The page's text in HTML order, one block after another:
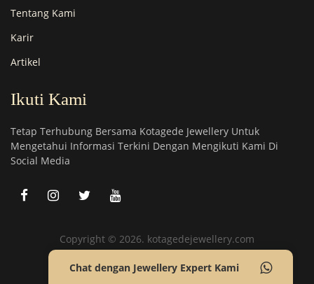
Tentang Kami
Karir
Artikel
Ikuti Kami
Tetap Terhubung Bersama Kotagede Jewellery Untuk
Mengetahui Informasi Terkini Dengan Mengikuti Kami Di
Social Media
Copyright © 2026. kotagedejewellery.com
Chat dengan Jewellery Expert Kami